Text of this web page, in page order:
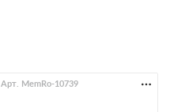
Арт. MemRo-10739